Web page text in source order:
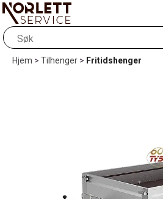
Hjem>Tilhenger> Fritidshenger